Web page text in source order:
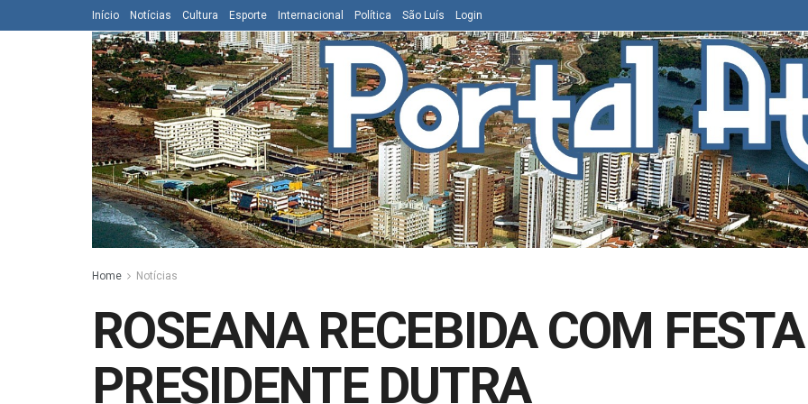
Início Notícias Cultura Esporte Internacional Política São Luís Login
Home Notícias
ROSEANA RECEBIDA COM
PRESIDENTE DUTRA